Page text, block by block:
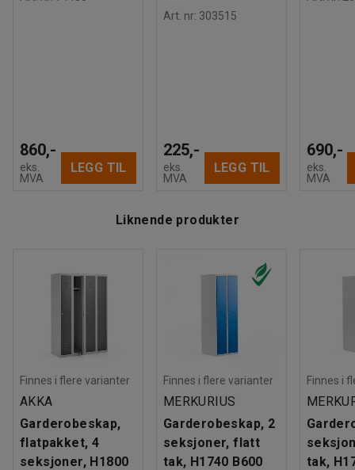
Anbefalt antall personer til håndtering
Beregnet håndteringstid/person: 30 Min
860,-
eks.
MVA
LEGG TIL
Art. nr: 303515
225,-
eks.
MVA
LEGG TIL
690,-
eks.
MVA
Liknende produkter
Finnes i flere varianter
AKKA
Garderobeskap,
flatpakket, 4
seksjoner, H1800
Finnes i flere varianter
MERKURIUS
Garderobeskap, 2
seksjoner, flatt
tak, H1740 B600
Finnes i
tak,